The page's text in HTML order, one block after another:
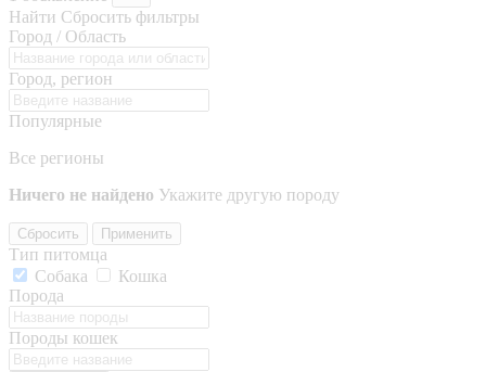
Найти Сбросить фильтры
Город / Область
Город, регион
Популярные
Все регионы
Ничего не найдено Укажите другую породу
Сбросить Применить
Тип питомца
Собака
Кошка
Порода
Породы кошек